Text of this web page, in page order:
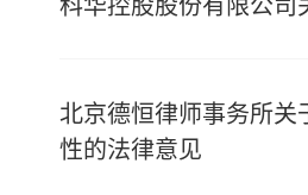
北京德恒律师事务所
性的法律意见